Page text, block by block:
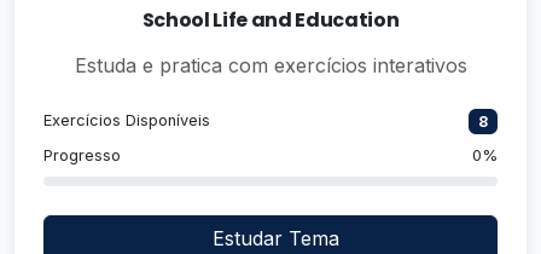
School Life and Education
Estuda e pratica com exercícios interativos
Exercícios Disponíveis
8
Progresso
0%
Estudar Tema